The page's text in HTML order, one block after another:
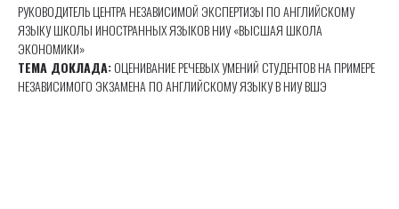
РУКОВОДИТЕЛЬ ЦЕНТРА НЕЗАВИСИМОЙ ЭКСПЕРТИЗЫ ПО АНГЛИЙСКОМУ
ЯЗЫКУ ШКОЛЫ ИНОСТРАННЫХ ЯЗЫКОВ НИУ «ВЫСШАЯ ШКОЛА
ЭКОНОМИКИ»
ТЕМА ДОКЛАДА:ОЦЕНИВАНИЕ РЕЧЕВЫХ УМЕНИЙ СТУДЕНТОВ НА ПРИМЕРЕ
НЕЗАВИСИМОГО ЭКЗАМЕНА ПО АНГЛИЙСКОМУ ЯЗЫКУ В НИУ ВШЭ